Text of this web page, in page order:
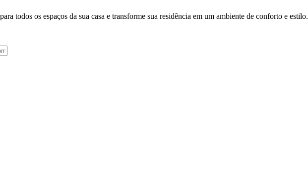
todos os espaços da sua casa e transforme sua residência em um ambiente de conforto e estilo.